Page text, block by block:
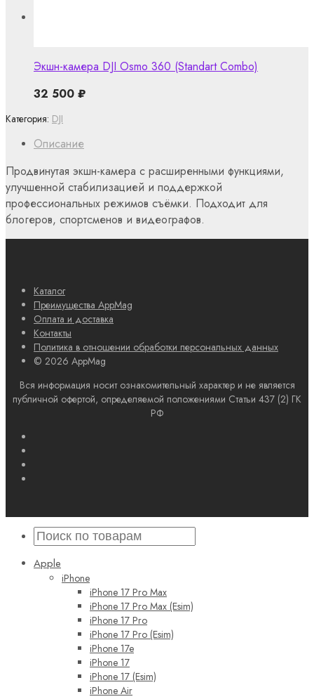
Описание
Продвинутая экшн-камера с расширенными функциями,
улучшенной стабилизацией и поддержкой
профессиональных режимов съёмки. Подходит для
блогеров, спортсменов и видеографов.
Категория: DJI
Экшн-камера DJI Osmo 360 (Standart Combo)
32 500 ₽
Каталог
Преимущества AppMag
Оплата и доставка
Контакты
Политика в отношении обработки персональных данных
© 2026 AppMag
Вся информация носит ознакомительный характер и не является
публичной офертой, определяемой положениями Статьи 437 (2) ГК
РФ
Apple
iPhone
iPhone 17 Pro Max
iPhone 17 Pro Max (Esim)
iPhone 17 Pro
iPhone 17 Pro (Esim)
iPhone 17e
iPhone 17
iPhone 17 (Esim)
iPhone Air